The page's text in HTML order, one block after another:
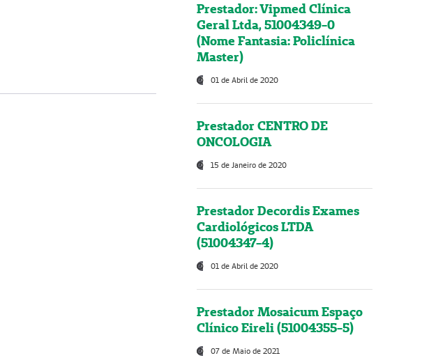
Prestador: Vipmed Clínica
Geral Ltda, 51004349-0
(Nome Fantasia: Policlínica
Master)
01 de Abril de 2020
Prestador CENTRO DE
ONCOLOGIA
15 de Janeiro de 2020
Prestador Decordis Exames
Cardiológicos LTDA
(51004347-4)
01 de Abril de 2020
Prestador Mosaicum Espaço
Clínico Eireli (51004355-5)
07 de Maio de 2021